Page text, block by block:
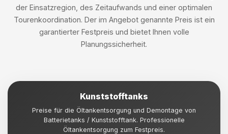
der Einsatzregion, des Zeitaufwands und einer optimalen
Tourenkoordination. Der im Angebot genannte Preis ist ein
garantierter Festpreis und bietet Ihnen volle
Planungssicherheit.
Kunststofftanks
Preise für die Öltankentsorgung und Demontage von
Batterietanks / Kunststofftank. Professionelle
Öltankentsorgung zum Festpreis.